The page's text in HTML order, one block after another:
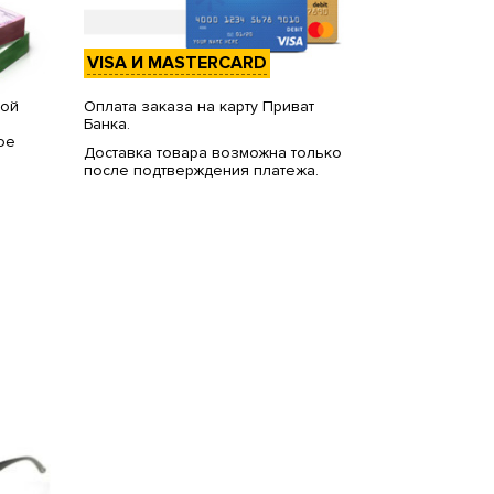
VISA И MASTERCARD
Оплата заказа на карту Приват
Банка.
Доставка товара возможна только
после подтверждения платежа.